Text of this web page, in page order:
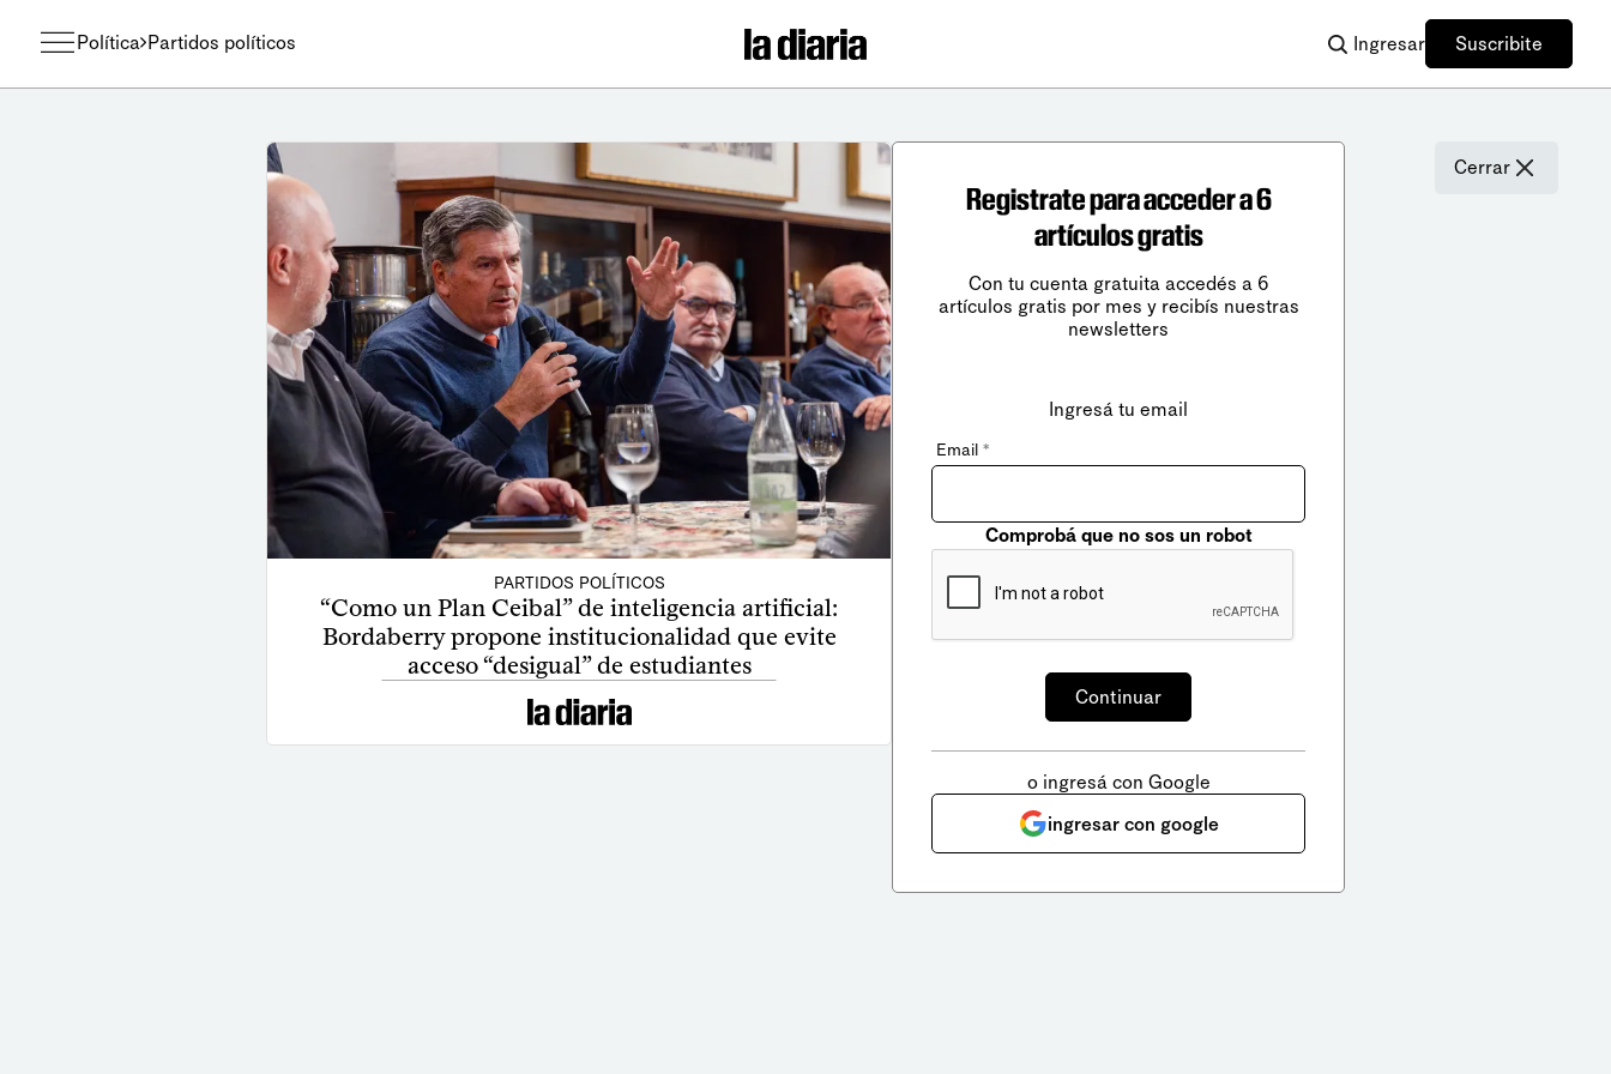
Política Partidos políticos Ingresar Suscribite
PARTIDOS POLÍTICOS
“Como un Plan Ceibal” de inteligencia artificial:
Bordaberry propone institucionalidad que evite
acceso “desigual” de estudiantes
Cerrar
Registrate para acceder a 6
artículos gratis
Con tu cuenta gratuita accedés a 6
artículos gratis por mes y recibís nuestras
newsletters
Ingresá tu email
Email *
Comprobá que no sos un robot
o ingresá con Google
ingresar con google